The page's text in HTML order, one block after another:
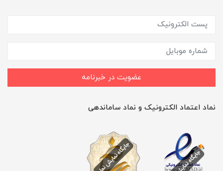
عضویت در خبرنامه
نماد اعتماد الکترونیک و نماد ساماندهی